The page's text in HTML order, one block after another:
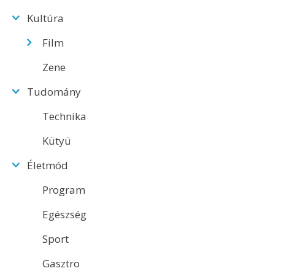
Kultúra
Film
Zene
Tudomány
Technika
Kütyü
Életmód
Program
Egészség
Sport
Gasztro